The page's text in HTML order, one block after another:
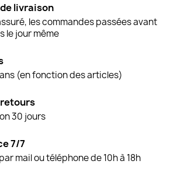
livraison
les commandes passées avant
le jour même
(en fonction des articles)
30 jours
7/7
mail ou téléphone de 10h à 18h